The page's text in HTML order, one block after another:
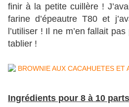
finir à la petite cuillère !
farine d’épeautre T80 et
l’utiliser ! Il ne m’en fallait
tablier !
Ingrédients pour 8 à 10